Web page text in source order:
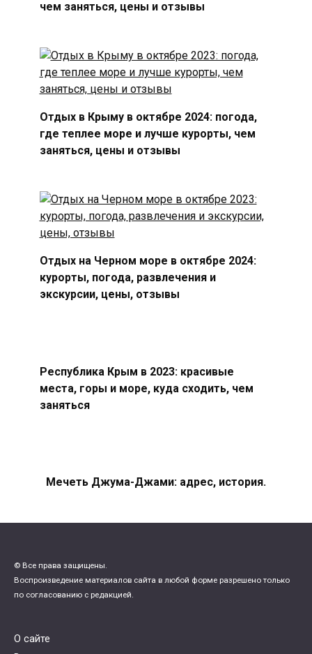
чем заняться, цены и отзывы
Отдых в Крыму в октябре 2024: погода,
где теплее море и лучше курорты, чем
заняться, цены и отзывы
Отдых на Черном море в октябре 2024:
курорты, погода, развлечения и
экскурсии, цены, отзывы
Республика Крым в 2023: красивые
места, горы и море, куда сходить, чем
заняться
Мечеть Джума-Джами: адрес, история.
© Все права защищены.
Воспроизведение материалов сайта в любой форме разрешено только
по согласованию с редакцией.
О сайте